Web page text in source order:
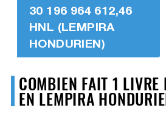
30 196 964 612,46
HNL (LEMPIRA
HONDURIEN)
COMBIEN FAIT 1 LIVRE
EN LEMPIRA